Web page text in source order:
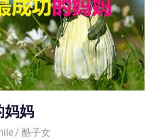
妈妈
酷子女